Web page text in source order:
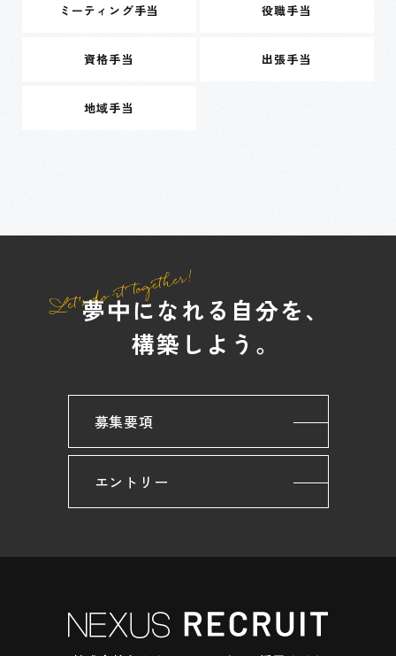
ミーティング手当 役職手当
資格手当 出張手当
地域手当
夢中になれる自分を、
構築しよう。
募集要項
エントリー